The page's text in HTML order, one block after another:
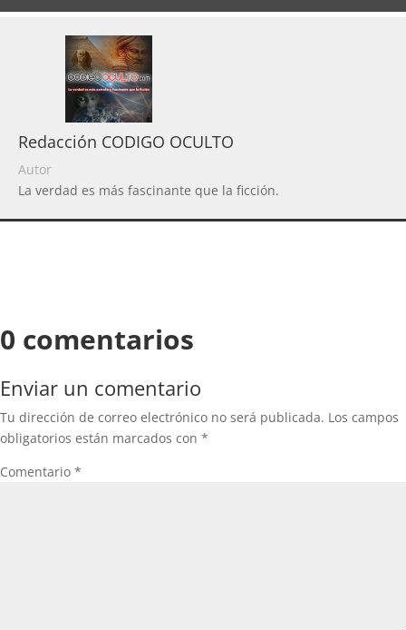
Redacción CODIGO OCULTO
Autor
La verdad es más fascinante que la ficción.
0 comentarios
Enviar un comentario
Tu dirección de correo electrónico no será publicada. Los campos
obligatorios están marcados con *
Comentario *